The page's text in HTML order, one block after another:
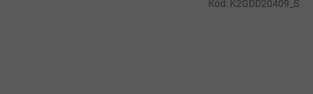
Kód: K2GDD20409_S